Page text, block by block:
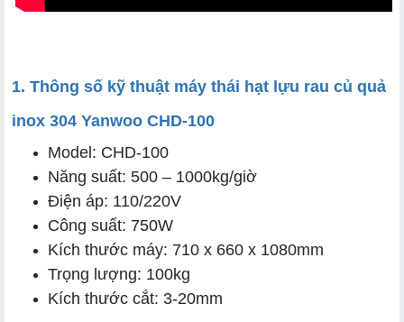
1. Thông số kỹ thuật máy thái hạt lựu rau củ quả
inox 304 Yanwoo CHD-100
Model: CHD-100
Năng suất: 500 – 1000kg/giờ
Điện áp: 110/220V
Công suất: 750W
Kích thước máy: 710 x 660 x 1080mm
Trọng lượng: 100kg
Kích thước cắt: 3-20mm